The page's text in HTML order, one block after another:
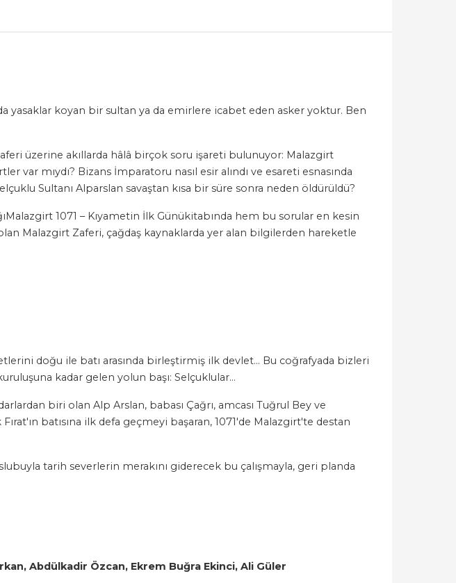
yasaklar koyan bir sultan ya da emirlere icabet eden asker yoktur. Ben
üzerine akıllarda hâlâ birçok soru işareti bulunuyor: Malazgirt
var mıydı? Bizans İmparatoru nasıl esir alındı ve esareti esnasında
Sultanı Alparslan savaştan kısa bir süre sonra neden öldürüldü?
1071 – Kıyametin İlk Günükitabında hem bu sorular en kesin
Malazgirt Zaferi, çağdaş kaynaklarda yer alan bilgilerden hareketle
doğu ile batı arasında birleştirmiş ilk devlet… Bu coğrafyada bizleri
kadar gelen yolun başı: Selçuklular…
biri olan Alp Arslan, babası Çağrı, amcası Tuğrul Bey ve
batısına ilk defa geçmeyi başaran, 1071'de Malazgirt'te destan
tarih severlerin merakını giderecek bu çalışmayla, geri planda
Abdülkadir Özcan, Ekrem Buğra Ekinci, Ali Güler